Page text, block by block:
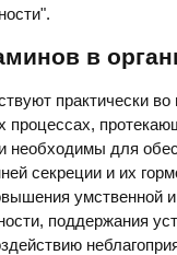
в
практически во
процессах,
необходимы для
секреции и их
умственной
поддержания